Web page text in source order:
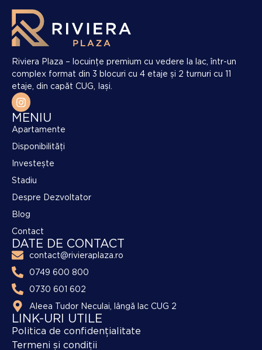
Riviera Plaza – locuințe premium cu vedere la lac, într-un
complex format din 3 blocuri cu 4 etaje și 2 turnuri cu 11
etaje, din capăt CUG, Iași.
MENIU
Apartamente
Disponibilități
Investește
Stadiu
Despre Dezvoltator
Blog
Contact
DATE DE CONTACT
contact@rivieraplaza.ro
0749 600 800
0730 601 602
Aleea Tudor Neculai, lângă lac CUG 2
LINK-URI UTILE
Politica de confidențialitate
Termeni și condiții